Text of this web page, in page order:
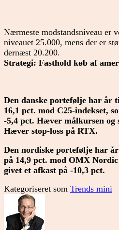
Nærmeste modstandsniveau er
niveauet 25.000, mens der er
dernæst 20.200.
Strategi: Fasthold køb af
Den danske portefølje har år
16,1 pct. mod C25-indekset,
-5,4 pct. Hæver målkursen og
Hæver stop-loss på RTX.
Den nordiske portefølje har
på 14,9 pct. mod OMX
givet et afkast på -10,3 pct.
Kategoriseret som Trends mini